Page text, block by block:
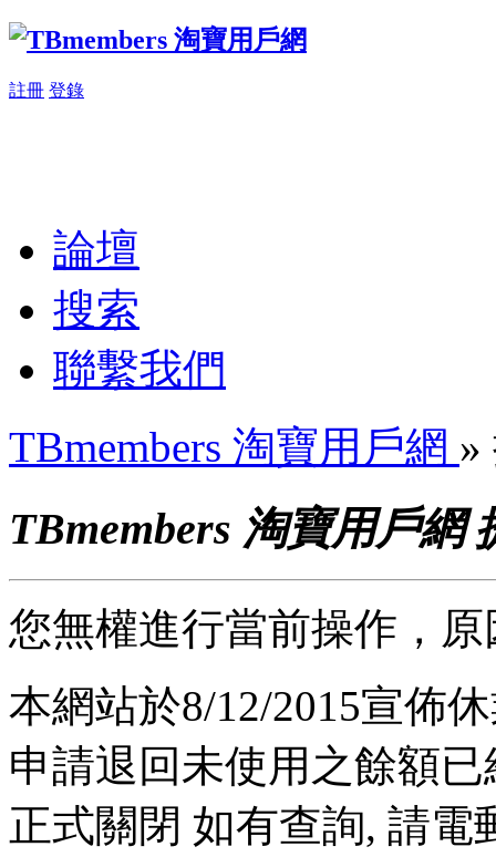
註冊 登錄
論壇
搜索
聯繫我們
TBmembers 淘寶用戶網 »
TBmembers 淘寶用戶網
您無權進行當前操作，
本網站於8/12/2015宣佈
申請退回未使用之餘額
正式關閉 如有查詢, 請電